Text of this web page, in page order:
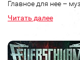
Главное для нее –
Читать далее